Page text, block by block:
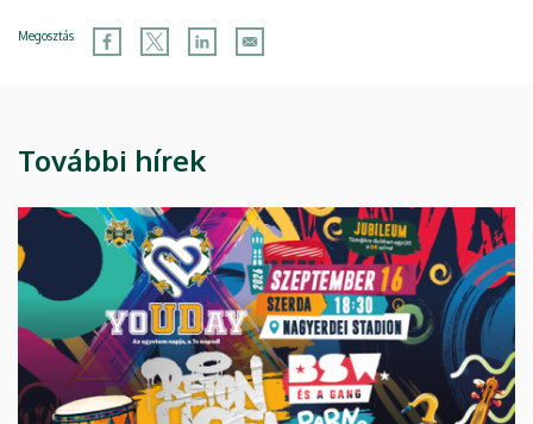
Megosztás
További hírek